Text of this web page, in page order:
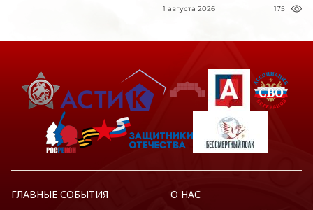
1 августа 2026 175
ГЛАВНЫЕ СОБЫТИЯ О НАС